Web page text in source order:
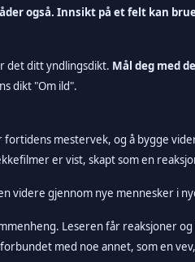
også. Innsikt på et felt kan
det ditt yndlingsdikt. Mål deg med
dikt "Om ild".
mestervek, og å bygge
er vist, skapt som en
videre gjennom nye mennesker i
Leseren får reaksjoner
med noe annet, som en